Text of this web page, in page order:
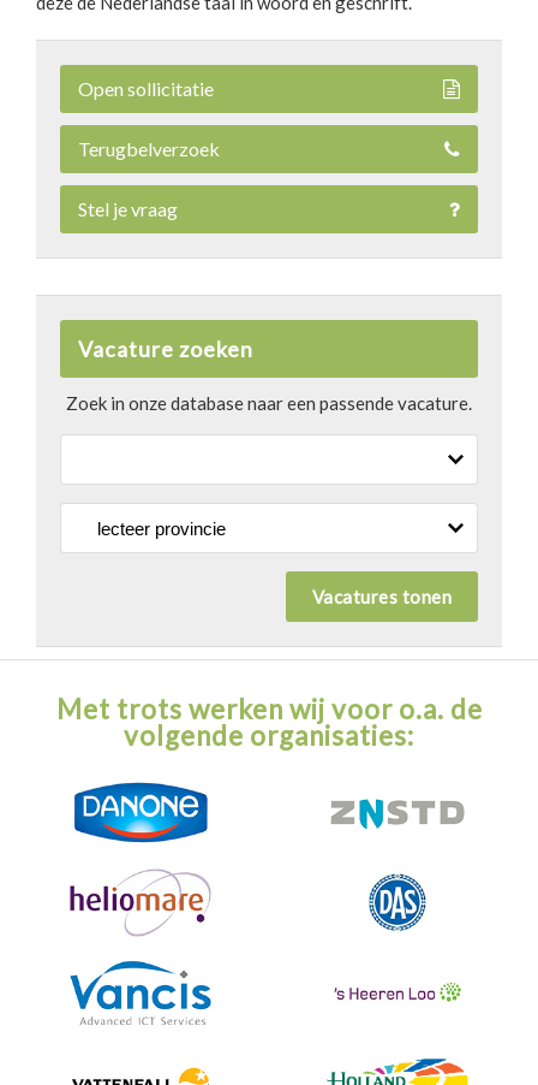
Open sollicitatie
Terugbelverzoek
Stel je vraag
Vacature zoeken
Zoek in onze database naar een passende vacature.
Met trots werken wij voor o.a. de
volgende organisaties: